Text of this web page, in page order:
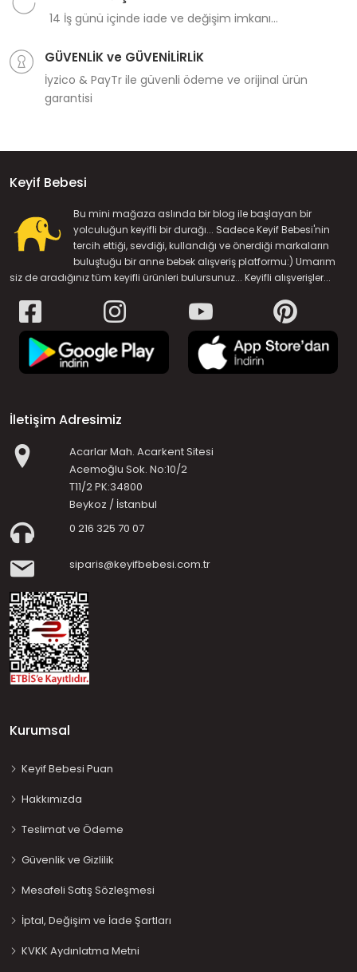
14 İş günü içinde iade ve değişim imkanı...
GÜVENLİK ve GÜVENİLİRLİK
İyzico & PayTr ile güvenli ödeme ve orijinal ürün
garantisi
Keyif Bebesi
Bu mini mağaza aslında bir blog ile başlayan bir
yolculuğun keyifli bir durağı... Sadece Keyif Bebesi'nin
tercih ettiği, sevdiği, kullandığı ve önerdiği markaların
buluştuğu bir anne bebek alışveriş platformu:) Umarım
siz de aradığınız tüm keyifli ürünleri bulursunuz... Keyifli alışverişler...
İletişim Adresimiz
Acarlar Mah. Acarkent Sitesi
Acemoğlu Sok. No:10/2
T11/2 PK:34800
Beykoz / İstanbul
0 216 325 70 07
siparis@keyifbebesi.com.tr
Kurumsal
Keyif Bebesi Puan
Hakkımızda
Teslimat ve Ödeme
Güvenlik ve Gizlilik
Mesafeli Satış Sözleşmesi
İptal, Değişim ve İade Şartları
KVKK Aydınlatma Metni